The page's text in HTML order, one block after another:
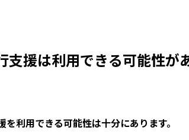
支援は利用できる可能性が
利用できる可能性は十分にあります。